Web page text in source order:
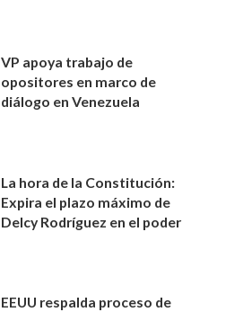
VP apoya trabajo de
opositores en marco de
diálogo en Venezuela
La hora de la Constitución:
Expira el plazo máximo de
Delcy Rodríguez en el poder
EEUU respalda proceso de